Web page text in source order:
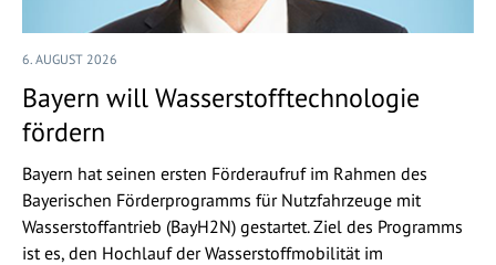
6. AUGUST 2026
Bayern will Wasserstofftechnologie
fördern
Bayern hat seinen ersten Förderaufruf im Rahmen des
Bayerischen Förderprogramms für Nutzfahrzeuge mit
Wasserstoffantrieb (BayH2N) gestartet. Ziel des Programms
ist es, den Hochlauf der Wasserstoffmobilität im